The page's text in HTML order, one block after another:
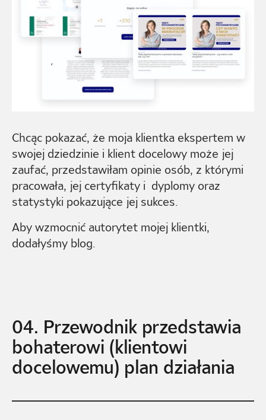
Chcąc pokazać, że moja klientka ekspertem w
swojej dziedzinie i klient docelowy może jej
zaufać, przedstawiłam opinie osób, z którymi
pracowała, jej certyfikaty i dyplomy oraz
statystyki pokazujące jej sukces.
Aby wzmocnić autorytet mojej klientki,
dodałyśmy blog.
04. Przewodnik przedstawia
bohaterowi (klientowi
docelowemu) plan działania